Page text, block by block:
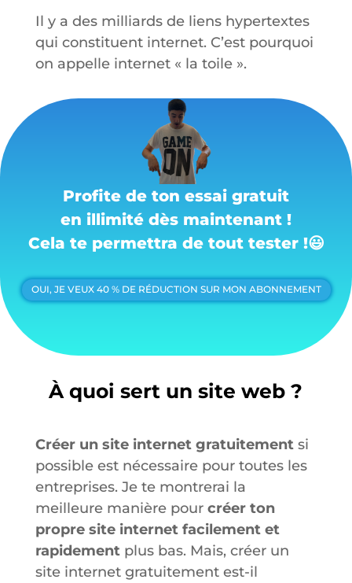
Il y a des milliards de liens hypertextes
qui constituent internet. C’est pourquoi
on appelle internet « la toile ».
Profite de ton essai gratuit
en illimité dès maintenant !
Cela te permettra de tout tester !😃
OUI, JE VEUX 40 % DE RÉDUCTION SUR MON ABONNEMENT
À quoi sert un site web ?
Créer un site internet gratuitementsi
possible est nécessaire pour toutes les
entreprises. Je te montrerai la
meilleure manière pour créer ton
propre site internet facilement et
rapidementplus bas. Mais, créer un
site internet gratuitement est-il